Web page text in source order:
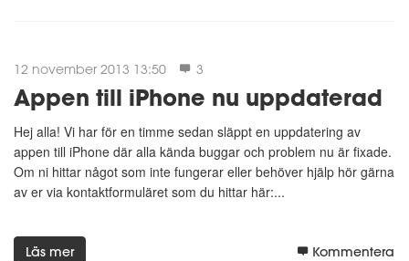
12 november 2013 13:50 3
Appen till iPhone nu uppdaterad
Hej alla! Vi har för en timme sedan släppt en uppdatering av
appen till iPhone där alla kända buggar och problem nu är fixade.
Om ni hittar något som inte fungerar eller behöver hjälp hör gärna
av er via kontaktformuläret som du hittar här:...
Läs mer Kommentera